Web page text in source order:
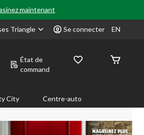
maintenant
Triangle Se connecter EN
État de
command
City Centre-auto